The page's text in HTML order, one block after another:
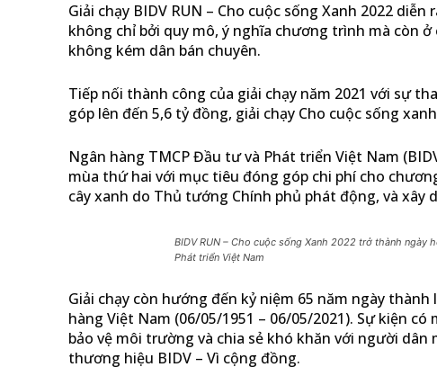
Giải chạy BIDV RUN – Cho cuộc sống Xanh 2022
không chỉ bởi quy mô, ý nghĩa chương trình mà còn
không kém dân bán chuyên.
Tiếp nối thành công của giải chạy năm 2021 với sự
góp lên đến 5,6 tỷ đồng, giải chạy Cho cuộc sống
Ngân hàng TMCP Đầu tư và Phát triển Việt Nam
mùa thứ hai với mục tiêu đóng góp chi phí cho
cây xanh do Thủ tướng Chính phủ phát động, và
BIDV RUN – Cho cuộc sống Xanh 2022 trở thành
Phát triển Việt Nam
Giải chạy còn hướng đến kỷ niệm 65 năm ngày
hàng Việt Nam (06/05/1951 – 06/05/2021). Sự kiện
bảo vệ môi trường và chia sẻ khó khăn với người
thương hiệu BIDV – Vì cộng đồng.